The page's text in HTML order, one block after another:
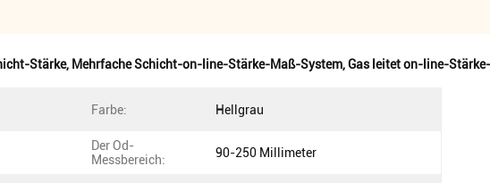
Stärke, Mehrfache Schicht-on-line-Stärke-Maß-System,Gas leitet on-line-
Farbe: Hellgrau
Der Od-
Messbereich:
90-250 Millimeter